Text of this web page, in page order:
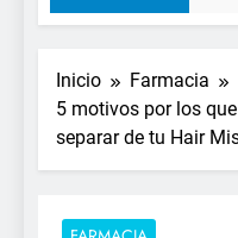
Inicio
Farmacia
5 motivos por los
separar de tu Hair